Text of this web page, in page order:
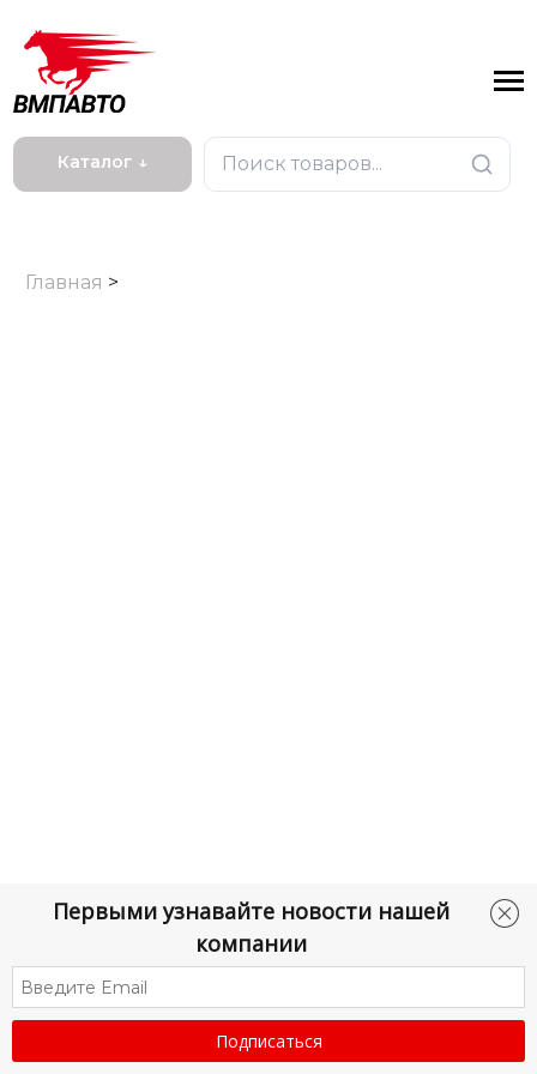
Первыми узнавайте новости нашей
компании
Каталог ↓
Главная >